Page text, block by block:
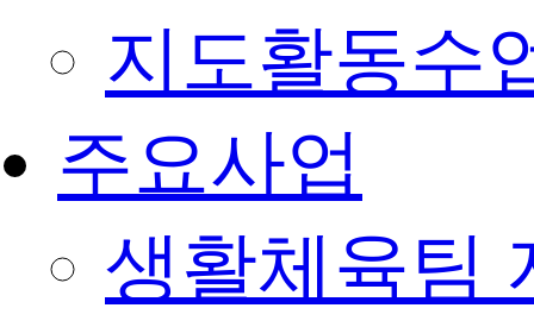
지도활동수
주요사업
생활체육팀